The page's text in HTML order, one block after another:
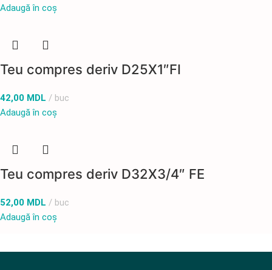
Adaugă în coș
Teu compres deriv D25X1″FI
42,00 MDL
buc
Adaugă în coș
Teu compres deriv D32X3/4″ FE
52,00 MDL
buc
Adaugă în coș